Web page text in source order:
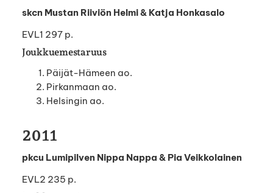
skcn Mustan Riiviön Helmi & Katja Honkasalo
EVL1 297 p.
Joukkuemestaruus
Päijät-Hämeen ao.
Pirkanmaan ao.
Helsingin ao.
2011
pkcu Lumipilven Nippa Nappa & Pia Veikkolainen
EVL2 235 p.